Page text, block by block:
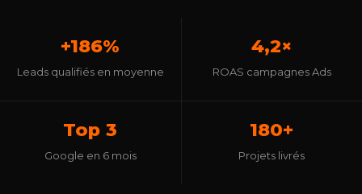
+186%
Leads qualifiés en moyenne
4,2×
ROAS campagnes Ads
Top 3
Google en 6 mois
180+
Projets livrés